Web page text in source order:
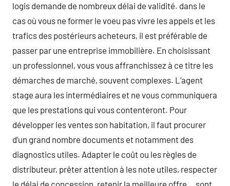
logis demande de nombreux délai de validité. dans le
cas où vous ne former le voeu pas vivre les appels et les
trafics des postérieurs acheteurs, il est préférable de
passer par une entreprise immobilière. En choisissant
un professionnel, vous vous affranchissez à ce titre les
démarches de marché, souvent complexes. L’agent
stage aura les intermédiaires et ne vous communiquera
que les prestations qui vous contenteront. Pour
développer les ventes son habitation, il faut procurer
d’un grand nombre documents et notamment des
diagnostics utiles. Adapter le coût ou les règles de
distributeur, prêter attention à les note utiles, respecter
le délai de concession, retenir la meilleure offre… sont